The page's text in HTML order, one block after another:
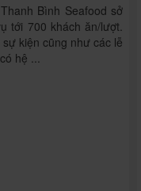
Bình Seafood sở
tới 700 khách ăn/lượt.
kiện cũng như các lễ
hệ ...